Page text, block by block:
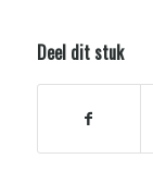
Deel dit stuk